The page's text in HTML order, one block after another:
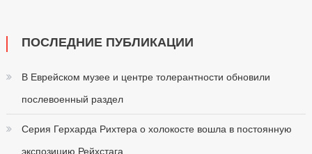
ПОСЛЕДНИЕ ПУБЛИКАЦИИ
В Еврейском музее и центре толерантности обновили
послевоенный раздел
Серия Герхарда Рихтера о холокосте вошла в постоянную
экспозицию Рейхстага